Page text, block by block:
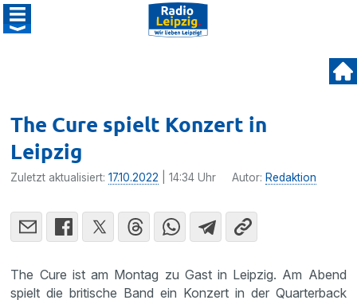
The Cure spielt Konzert in
Leipzig
Zuletzt aktualisiert:17.10.2022 | 14:34 Uhr Autor: Redaktion
The Cure ist am Montag zu Gast in Leipzig. Am Abend
spielt die britische Band ein Konzert in der Quarterback